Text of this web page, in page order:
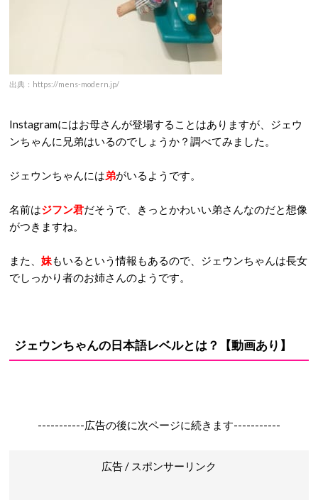
出典：https://mens-modern.jp/
Instagramにはお母さんが登場することはありますが、ジェウ
ンちゃんに兄弟はいるのでしょうか？調べてみました。
ジェウンちゃんには弟がいるようです。
名前はジフン君だそうで、きっとかわいい弟さんなのだと想像
がつきますね。
また、 妹もいるという情報もあるので、ジェウンちゃんは長女
でしっかり者のお姉さんのようです。
ジェウンちゃんの日本語レベルとは？【動画あり】
-----------広告の後に次ページに続きます-----------
広告 / スポンサーリンク